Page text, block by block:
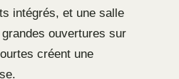
intégrés, et une salle
grandes ouvertures sur
créent une